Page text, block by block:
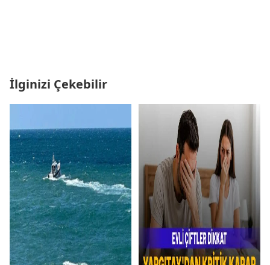
İlginizi Çekebilir